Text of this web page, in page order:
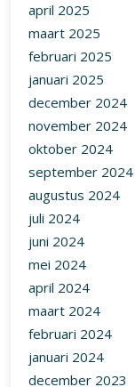
april 2025
maart 2025
februari 2025
januari 2025
december 2024
november 2024
oktober 2024
september 2024
augustus 2024
juli 2024
juni 2024
mei 2024
april 2024
maart 2024
februari 2024
januari 2024
december 2023